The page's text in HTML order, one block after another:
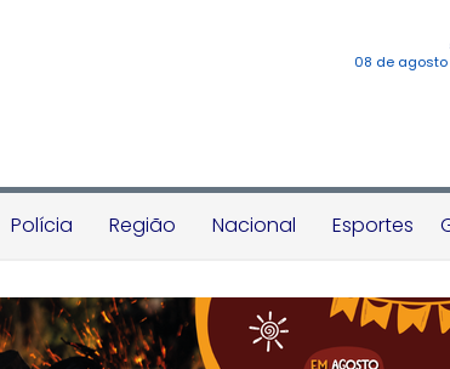
08 de
Polícia Região Nacional Esportes